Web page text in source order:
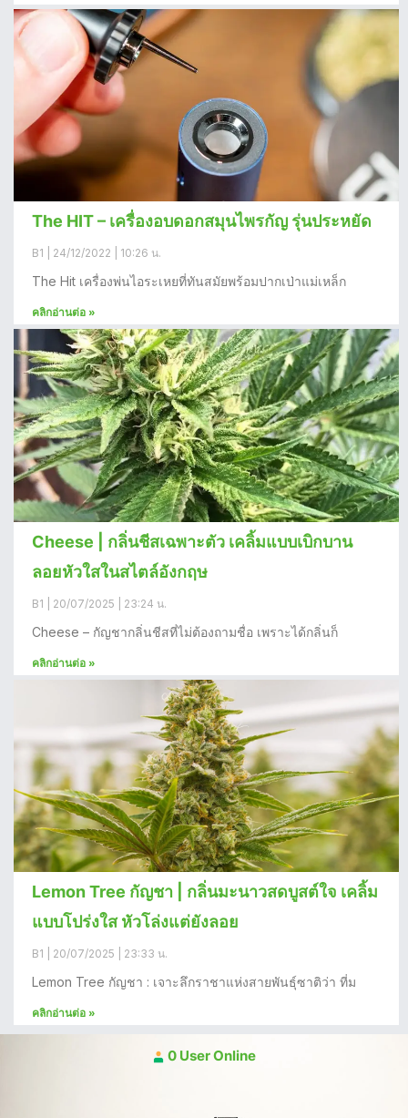
The HIT – เครื่องอบดอกสมุนไพรกัญ รุ่นประหยัด
B1 24/12/2022 10:26 น.
The Hit เครื่องพ่นไอระเหยที่ทันสมัยพร้อมปากเป่าแม่เหล็ก
คลิกอ่านต่อ »
Cheese | กลิ่นชีสเฉพาะตัว เคลิ้มแบบเบิกบาน
ลอยหัวใสในสไตล์อังกฤษ
B1 20/07/2025 23:24 น.
Cheese – กัญชากลิ่นชีสที่ไม่ต้องถามชื่อ เพราะได้กลิ่นก็
คลิกอ่านต่อ »
Lemon Tree กัญชา | กลิ่นมะนาวสดบูสต์ใจ เคลิ้ม
แบบโปร่งใส หัวโล่งแต่ยังลอย
B1 20/07/2025 23:33 น.
Lemon Tree กัญชา : เจาะลึกราชาแห่งสายพันธุ์ซาติว่า ที่ม
คลิกอ่านต่อ »
0 User Online